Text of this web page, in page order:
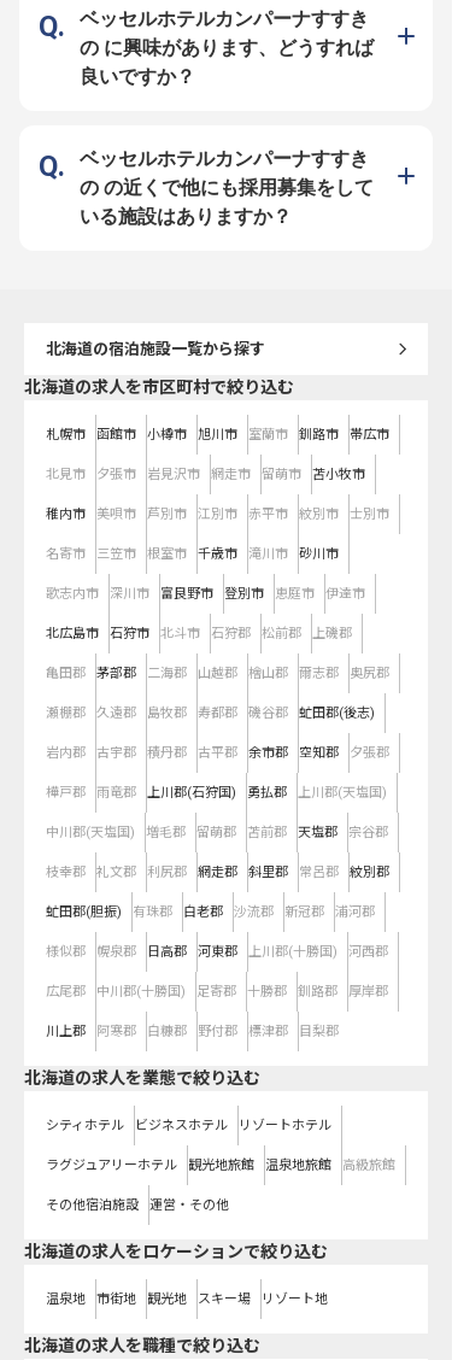
接聞ける、やりがいのある環境で
充実のサポート体制】 当ホテルで
は、スタッフ一人ひとりが安心して
長く活躍できるよう、充実した福利
や食事手当、社会保険完備はもちろ
ん、産前産後・育児休業の取得実績
もあり、ライフステージの変化にも
柔軟に対応します。 未経験からキ
ャリアを築きたい方も、ぜひご応募
ください。 ※2026年03月26日時点
きます。お客様の笑顔の裏側で、ホ
テルの価値を支える大切なポジショ
ンです。 ーー【グローバルホテル
でのキャリアステップ】 世界的に
営の核心部分に関わることで、マネ
ジメントスキルも自然と身につきま
す。温かな社風の中で、チームの一
員として成長できる職場環境をご用
意しています。あなたの調達センス
でホテルの価値を高めませんか？
ベッセルホテルカンパーナすすき
の に興味があります、どうすれば
良いですか？
ベッセルホテルカンパーナすすき
の の近くで他にも採用募集をして
いる施設はありますか？
北海道の宿泊施設一覧から探す
北海道の求人を市区町村で絞り込む
札幌市 函館市 小樽市 旭川市 室蘭市 釧路市 帯広市
北見市 夕張市 岩見沢市 網走市 留萌市 苫小牧市
稚内市 美唄市 芦別市 江別市 赤平市 紋別市 士別市
名寄市 三笠市 根室市 千歳市 滝川市 砂川市
歌志内市 深川市 富良野市 登別市 恵庭市 伊達市
北広島市 石狩市 北斗市 石狩郡 松前郡 上磯郡
亀田郡 茅部郡 二海郡 山越郡 檜山郡 爾志郡 奥尻郡
瀬棚郡 久遠郡 島牧郡 寿都郡 磯谷郡 虻田郡(後志)
岩内郡 古宇郡 積丹郡 古平郡 余市郡 空知郡 夕張郡
樺戸郡 雨竜郡 上川郡(石狩国) 勇払郡 上川郡(天塩国)
中川郡(天塩国) 増毛郡 留萌郡 苫前郡 天塩郡 宗谷郡
枝幸郡 礼文郡 利尻郡 網走郡 斜里郡 常呂郡 紋別郡
虻田郡(胆振) 有珠郡 白老郡 沙流郡 新冠郡 浦河郡
様似郡 幌泉郡 日高郡 河東郡 上川郡(十勝国) 河西郡
広尾郡 中川郡(十勝国) 足寄郡 十勝郡 釧路郡 厚岸郡
川上郡 阿寒郡 白糠郡 野付郡 標津郡 目梨郡
北海道の求人を業態で絞り込む
シティホテル ビジネスホテル リゾートホテル
ラグジュアリーホテル 観光地旅館 温泉地旅館 高級旅館
その他宿泊施設 運営・その他
北海道の求人をロケーションで絞り込む
温泉地 市街地 観光地 スキー場 リゾート地
北海道の求人を職種で絞り込む